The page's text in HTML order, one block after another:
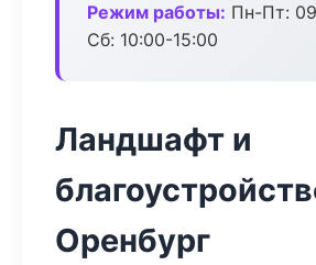
Режим работы: Пн-Пт:
Сб: 10:00-15:00
Ландшафт и
Оренбург